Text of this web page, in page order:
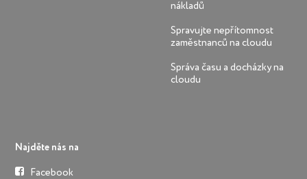
nákladů
Spravujte nepřítomnost
zaměstnanců na cloudu
Správa času a docházky na
cloudu
Najděte nás na
Facebook